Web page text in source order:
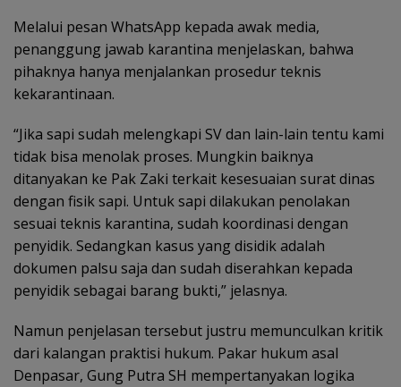
Melalui pesan WhatsApp kepada awak media,
penanggung jawab karantina menjelaskan, bahwa
pihaknya hanya menjalankan prosedur teknis
kekarantinaan.
“Jika sapi sudah melengkapi SV dan lain-lain tentu kami
tidak bisa menolak proses. Mungkin baiknya
ditanyakan ke Pak Zaki terkait kesesuaian surat dinas
dengan fisik sapi. Untuk sapi dilakukan penolakan
sesuai teknis karantina, sudah koordinasi dengan
penyidik. Sedangkan kasus yang disidik adalah
dokumen palsu saja dan sudah diserahkan kepada
penyidik sebagai barang bukti,” jelasnya.
Namun penjelasan tersebut justru memunculkan kritik
dari kalangan praktisi hukum. Pakar hukum asal
Denpasar, Gung Putra SH mempertanyakan logika